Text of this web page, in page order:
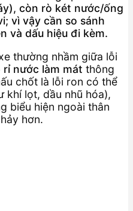
còn rò két nước/ống
vì vậy cần so sánh
và dấu hiệu đi kèm.
thường nhầm giữa lỗi
rỉ nước làm mát thông
chốt là lỗi ron có thể
khí lọt, dầu nhũ hóa),
biểu hiện ngoài thân
hơn.